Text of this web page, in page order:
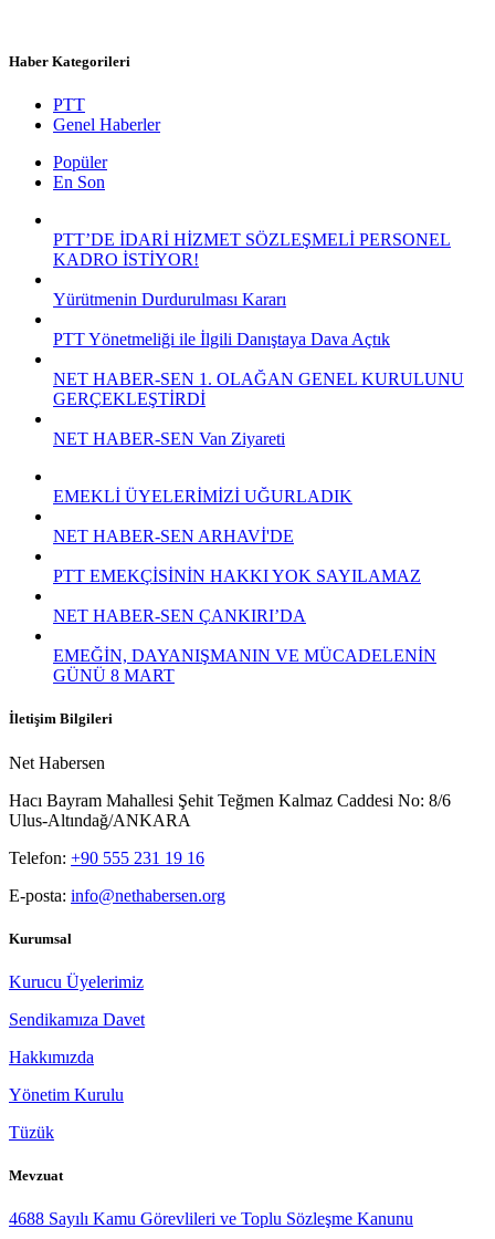
Haber Kategorileri
PTT
Genel Haberler
Popüler
En Son
PTT’DE İDARİ HİZMET SÖZLEŞMELİ PERSONEL
KADRO İSTİYOR!
Yürütmenin Durdurulması Kararı
PTT Yönetmeliği ile İlgili Danıştaya Dava Açtık
NET HABER-SEN 1. OLAĞAN GENEL KURULUNU
GERÇEKLEŞTİRDİ
NET HABER-SEN Van Ziyareti
EMEKLİ ÜYELERİMİZİ UĞURLADIK
NET HABER-SEN ARHAVİ'DE
PTT EMEKÇİSİNİN HAKKI YOK SAYILAMAZ
NET HABER-SEN ÇANKIRI’DA
EMEĞİN, DAYANIŞMANIN VE MÜCADELENİN
GÜNÜ 8 MART
İletişim Bilgileri
Net Habersen
Hacı Bayram Mahallesi Şehit Teğmen Kalmaz Caddesi No: 8/6
Ulus-Altındağ/ANKARA
Telefon: +90 555 231 19 16
E-posta: info@nethabersen.org
Kurumsal
Kurucu Üyelerimiz
Sendikamıza Davet
Hakkımızda
Yönetim Kurulu
Tüzük
Mevzuat
4688 Sayılı Kamu Görevlileri ve Toplu Sözleşme Kanunu